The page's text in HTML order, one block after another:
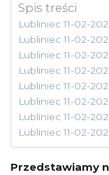
Spis treści
Lubliniec 11-02-
Lubliniec 11-02-
Lubliniec 11-02-
Lubliniec 11-02-
Lubliniec 11-02-
Lubliniec 11-02-
Lubliniec 11-02-
Lubliniec 11-02-
Przedstawiamy